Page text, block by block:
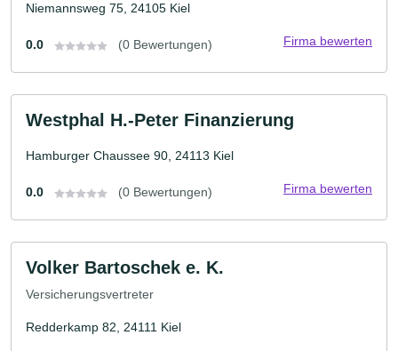
Niemannsweg 75, 24105 Kiel
0.0 (0 Bewertungen) Firma bewerten
Westphal H.-Peter Finanzierung
Hamburger Chaussee 90, 24113 Kiel
0.0 (0 Bewertungen) Firma bewerten
Volker Bartoschek e. K.
Versicherungsvertreter
Redderkamp 82, 24111 Kiel